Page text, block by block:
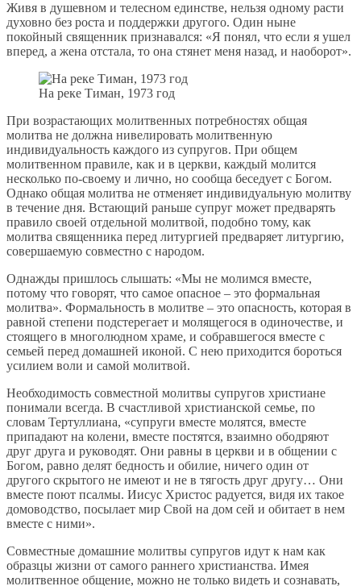
Живя в душевном и телесном единстве, нельзя одному расти
духовно без роста и поддержки другого. Один ныне
покойный священник признавался: «Я понял, что если я ушел
вперед, а жена отстала, то она стянет меня назад, и наоборот».
На реке Тиман, 1973 год
При возрастающих молитвенных потребностях общая
молитва не должна нивелировать молитвенную
индивидуальность каждого из супругов. При общем
молитвенном правиле, как и в церкви, каждый молится
несколько по-своему и лично, но сообща беседует с Богом.
Однако общая молитва не отменяет индивидуальную молитву
в течение дня. Встающий раньше супруг может предварять
правило своей отдельной молитвой, подобно тому, как
молитва священника перед литургией предваряет литургию,
совершаемую совместно с народом.
Однажды пришлось слышать: «Мы не молимся вместе,
потому что говорят, что самое опасное – это формальная
молитва». Формальность в молитве – это опасность, которая в
равной степени подстерегает и молящегося в одиночестве, и
стоящего в многолюдном храме, и собравшегося вместе с
семьей перед домашней иконой. С нею приходится бороться
усилием воли и самой молитвой.
Необходимость совместной молитвы супругов христиане
понимали всегда. В счастливой христианской семье, по
словам Тертуллиана, «супруги вместе молятся, вместе
припадают на колени, вместе постятся, взаимно ободряют
друг друга и руководят. Они равны в церкви и в общении с
Богом, равно делят бедность и обилие, ничего один от
другого скрытого не имеют и не в тягость друг другу… Они
вместе поют псалмы. Иисус Христос радуется, видя их такое
домоводство, посылает мир Свой на дом сей и обитает в нем
вместе с ними».
Совместные домашние молитвы супругов идут к нам как
образцы жизни от самого раннего христианства. Имея
молитвенное общение, можно не только видеть и сознавать,